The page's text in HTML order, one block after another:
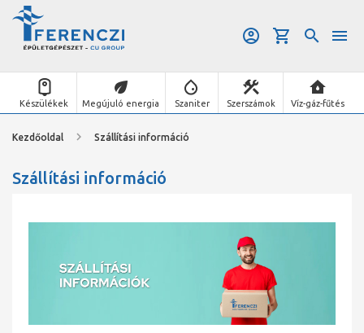
Készülékek Megújuló energia Szaniter Szerszámok Víz-gáz-fűtés
Kezdőoldal Szállítási információ
Szállítási információ